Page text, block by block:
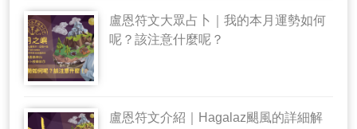
盧恩符文大眾占卜｜我的本月運勢如何
呢？該注意什麼呢？
盧恩符文介紹｜Hagalaz颶風的詳細解